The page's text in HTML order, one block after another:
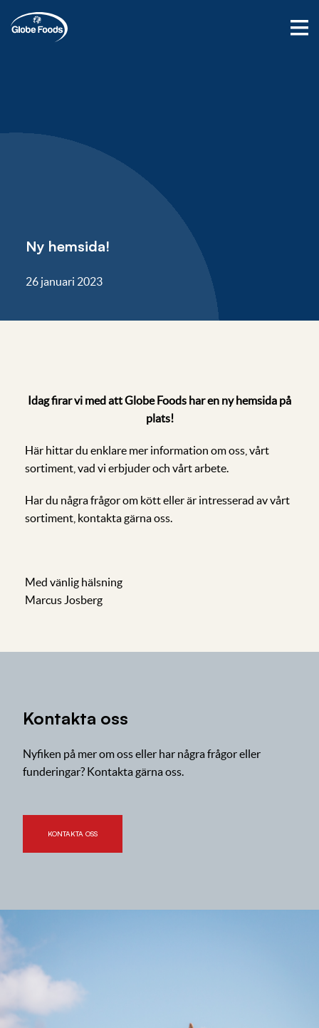
Ny hemsida!
26 januari 2023
Idag firar vi med att Globe Foods har en ny hemsida på
plats!
Här hittar du enklare mer information om oss, vårt
sortiment, vad vi erbjuder och vårt arbete.
Har du några frågor om kött eller är intresserad av vårt
sortiment, kontakta gärna oss.
Med vänlig hälsning
Marcus Josberg
Kontakta oss
Nyfiken på mer om oss eller har några frågor eller
funderingar? Kontakta gärna oss.
KONTAKTA OSS